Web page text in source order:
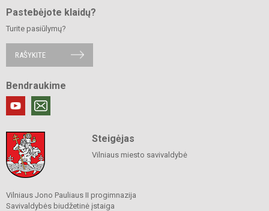
Pastebėjote klaidų?
Turite pasiūlymų?
RAŠYKITE
Bendraukime
Steigėjas
Vilniaus miesto savivaldybė
Vilniaus Jono Pauliaus II progimnazija
Savivaldybės biudžetinė įstaiga